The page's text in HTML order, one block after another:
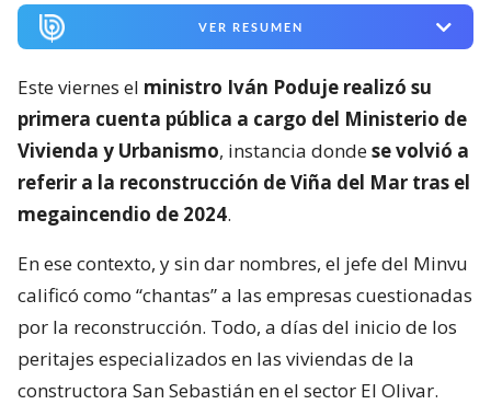
VER RESUMEN
Este viernes el ministro Iván Poduje realizó su
primera cuenta pública a cargo del Ministerio de
Vivienda y Urbanismo, instancia dondese volvió a
referir a la reconstrucción de Viña del Mar tras el
megaincendio de 2024.
En ese contexto, y sin dar nombres, el jefe del Minvu
calificó como “chantas” a las empresas cuestionadas
por la reconstrucción. Todo, a días del inicio de los
peritajes especializados en las viviendas de la
constructora San Sebastián en el sector El Olivar.